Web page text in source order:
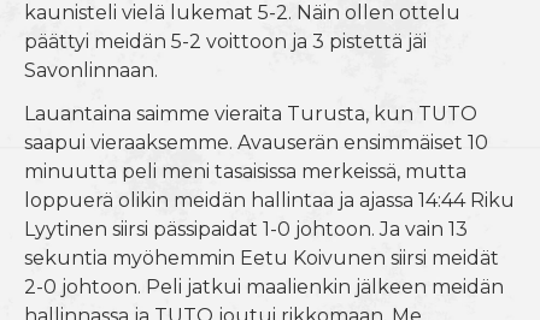
kaunisteli vielä lukemat 5-2. Näin ollen ottelu
päättyi meidän 5-2 voittoon ja 3 pistettä jäi
Savonlinnaan.
Lauantaina saimme vieraita Turusta, kun TUTO
saapui vieraaksemme. Avauserän ensimmäiset 10
minuutta peli meni tasaisissa merkeissä, mutta
loppuerä olikin meidän hallintaa ja ajassa 14:44 Riku
Lyytinen siirsi pässipaidat 1-0 johtoon. Ja vain 13
sekuntia myöhemmin Eetu Koivunen siirsi meidät
2-0 johtoon. Peli jatkui maalienkin jälkeen meidän